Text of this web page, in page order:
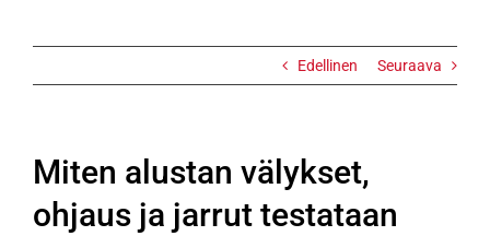
Edellinen Seuraava
Miten alustan välykset,
ohjaus ja jarrut testataan